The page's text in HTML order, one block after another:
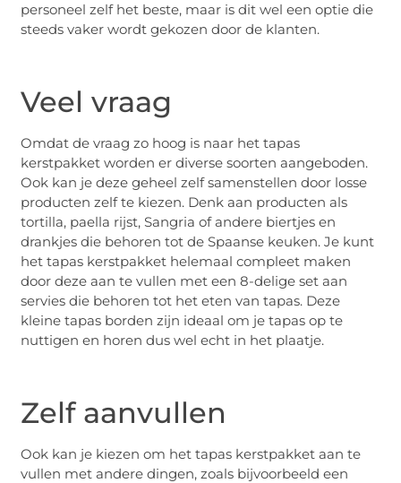
personeel zelf het beste, maar is dit wel een optie die
steeds vaker wordt gekozen door de klanten.
Veel vraag
Omdat de vraag zo hoog is naar het tapas
kerstpakket worden er diverse soorten aangeboden.
Ook kan je deze geheel zelf samenstellen door losse
producten zelf te kiezen. Denk aan producten als
tortilla, paella rijst, Sangria of andere biertjes en
drankjes die behoren tot de Spaanse keuken. Je kunt
het tapas kerstpakket helemaal compleet maken
door deze aan te vullen met een 8-delige set aan
servies die behoren tot het eten van tapas. Deze
kleine tapas borden zijn ideaal om je tapas op te
nuttigen en horen dus wel echt in het plaatje.
Zelf aanvullen
Ook kan je kiezen om het tapas kerstpakket aan te
vullen met andere dingen, zoals bijvoorbeeld een